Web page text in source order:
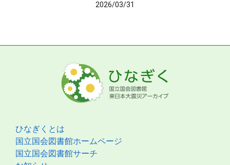
2026/03/31
ひなぎくとは
国立国会図書館ホームページ
国立国会図書館サーチ